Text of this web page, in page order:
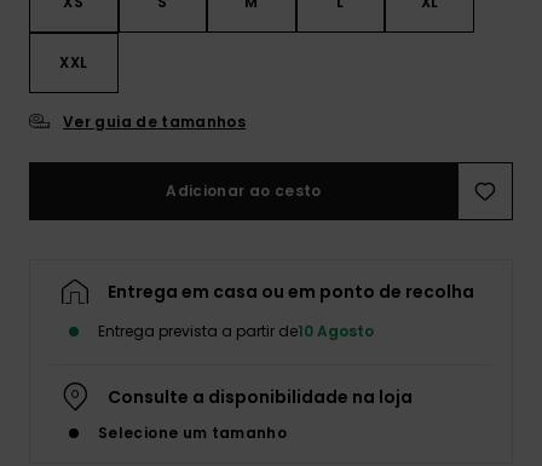
XXL
Ver guia de tamanhos
Adicionar ao cesto
Entrega em casa ou em ponto de recolha
Entrega prevista a partir de10 Agosto
Consulte a disponibilidade na loja
Selecione um tamanho